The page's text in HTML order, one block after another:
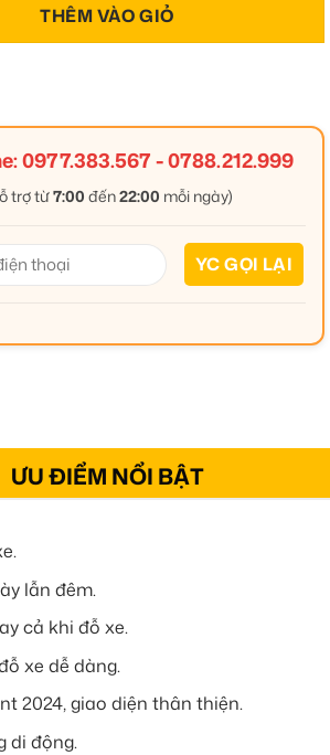
THÊM VÀO GIỎ
0977.383.567-0788.212.999
trợ từ7:00 đến22:00 mỗi ngày)
ƯU ĐIỂM NỔI BẬT
lẫn đêm.
cả khi đỗ xe.
xe dễ dàng.
2024, giao diện thân thiện.
di động.